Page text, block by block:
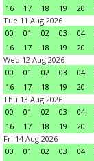
16
17 18 19 20
Tue 11 Aug 2026
00
01 02 03 04
16
17 18 19 20
Wed 12 Aug 2026
00
01 02 03 04
16
17 18 19 20
Thu 13 Aug 2026
00
01 02 03 04
16
17 18 19 20
Fri 14 Aug 2026
00
01 02 03 04